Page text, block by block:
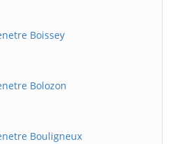
Boissey
Bolozon
Bouligneux